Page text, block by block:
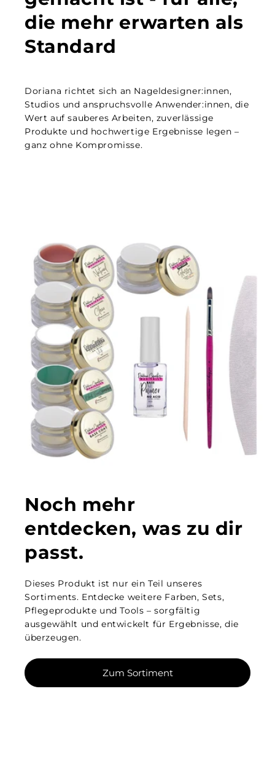
die mehr erwarten als
Standard
Doriana richtet sich an Nageldesigner:innen,
Studios und anspruchsvolle Anwender:innen, die
Wert auf sauberes Arbeiten, zuverlässige
Produkte und hochwertige Ergebnisse legen –
ganz ohne Kompromisse.
Noch mehr
entdecken, was zu dir
passt.
Dieses Produkt ist nur ein Teil unseres
Sortiments. Entdecke weitere Farben, Sets,
Pflegeprodukte und Tools – sorgfältig
ausgewählt und entwickelt für Ergebnisse, die
überzeugen.
Zum Sortiment